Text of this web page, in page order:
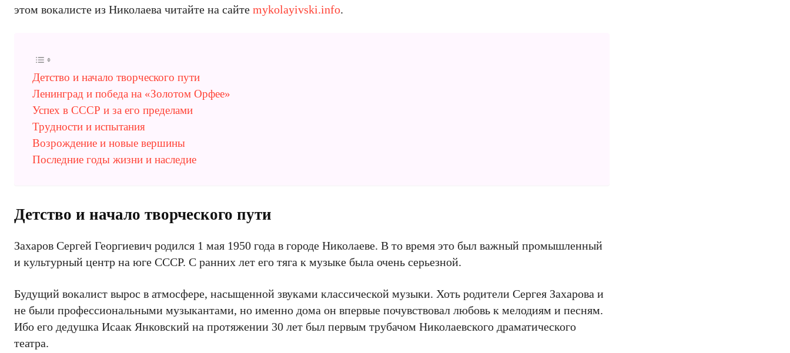
этом вокалисте из Николаева читайте на сайте mykolayivski.info.
Детство и начало творческого пути
Ленинград и победа на «Золотом Орфее»
Успех в СССР и за его пределами
Трудности и испытания
Возрождение и новые вершины
Последние годы жизни и наследие
Детство и начало творческого пути
Захаров Сергей Георгиевич родился 1 мая 1950 года в городе Николаеве. В то время это был важный промышленный
и культурный центр на юге СССР. С ранних лет его тяга к музыке была очень серьезной.
Будущий вокалист вырос в атмосфере, насыщенной звуками классической музыки. Хоть родители Сергея Захарова и
не были профессиональными музыкантами, но именно дома он впервые почувствовал любовь к мелодиям и песням.
Ибо его дедушка Исаак Янковский на протяжении 30 лет был первым трубачом Николаевского драматического
театра.